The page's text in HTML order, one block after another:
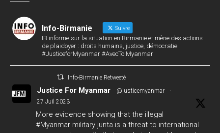
Info-Birmanie Suivre
IB informe sur la situation en Birmanie et mène des actions
de plaidoyer : droits humains, justice, démocratie
#JusticeforMyanmar #AvecToiMyanmar
Info-Birmanie Retweeté
Justice For Myanmar @justicemyanmar
·
27 Juil 2023
More evidence showing that the illegal
#Myanmar military junta is a threat to international